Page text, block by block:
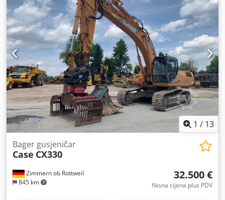
1 / 13
Zimmern ob Rottweil
845 km
Bager gusjeničar
Case CX330
32.500 €
fiksna cijena plus PDV